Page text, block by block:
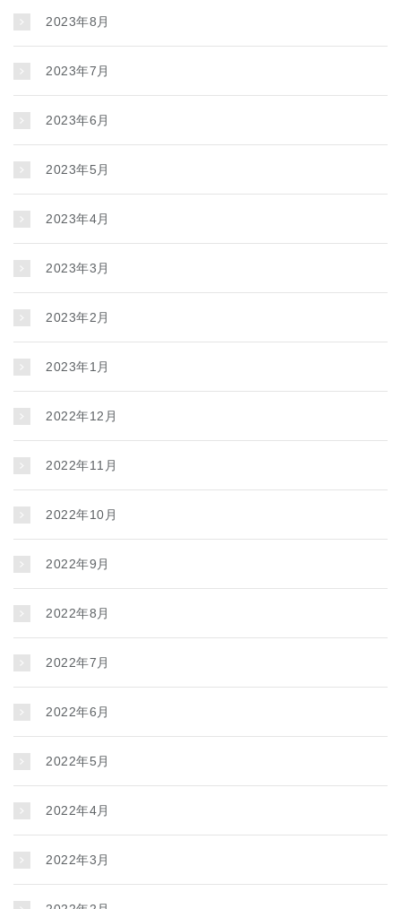
2023年8月
2023年7月
2023年6月
2023年5月
2023年4月
2023年3月
2023年2月
2023年1月
2022年12月
2022年11月
2022年10月
2022年9月
2022年8月
2022年7月
2022年6月
2022年5月
2022年4月
2022年3月